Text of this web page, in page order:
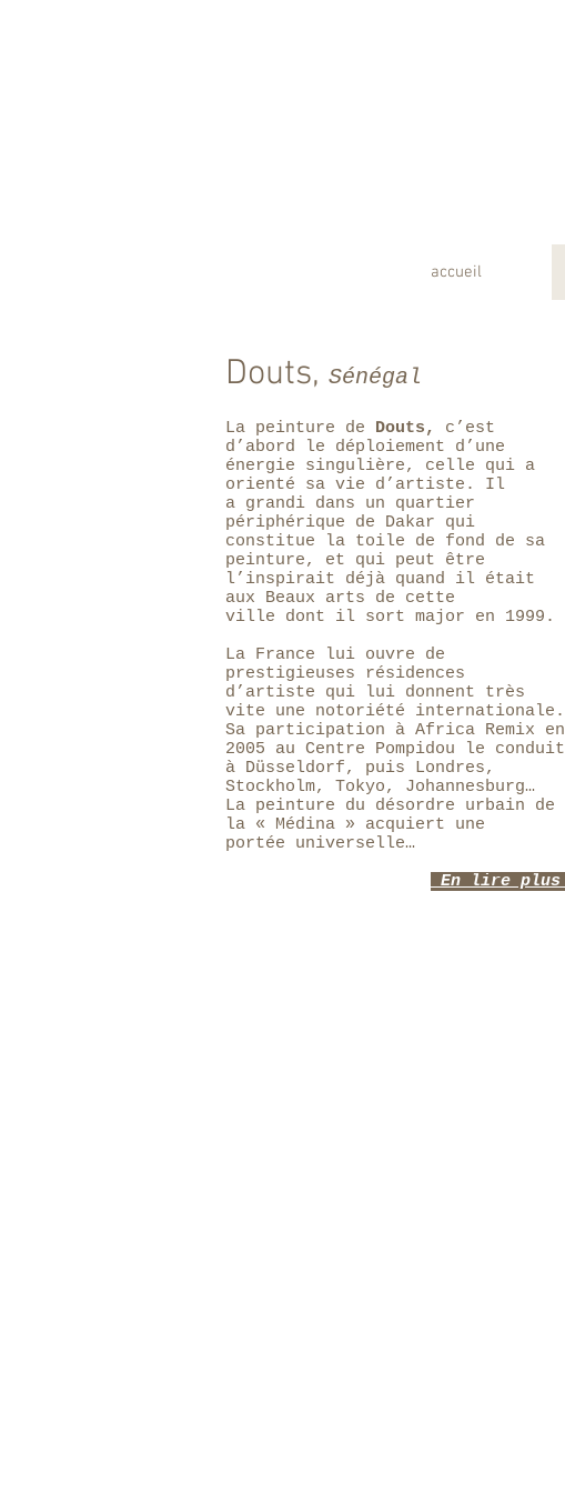
accueil
Douts, Sénégal
La peinture de Douts,
c’est
d’abord le déploiement d’une
énergie singulière, celle qui a
orienté sa vie d’artiste. Il
a grandi dans un quartier
périphérique de Dakar qui
constitue la toile de fond de sa
peinture, et qui peut être
l’inspirait déjà quand il était
aux Beaux arts de cette
ville dont il sort major en 1999.
La France lui ouvre de
prestigieuses résidences
d’artiste qui lui donnent très
vite une notoriété internationale.
Sa participation à Africa Remix en
2005 au Centre Pompidou le conduit
à Düsseldorf, puis Londres,
Stockholm, Tokyo, Johannesburg…
La peinture du désordre urbain de
la « Médina » acquiert une
portée universelle…
En lire plus